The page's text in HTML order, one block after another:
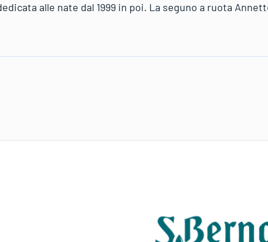
alle nate dal 1999 in poi. La seguno a ruota